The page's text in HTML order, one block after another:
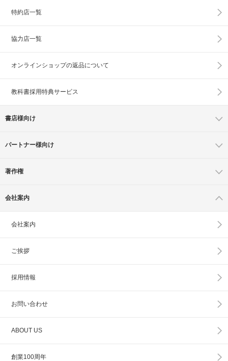
特約店一覧
協力店一覧
オンラインショップの返品について
教科書採用特典サービス
書店様向け
パートナー様向け
著作権
会社案内
会社案内
ご挨拶
採用情報
お問い合わせ
ABOUT US
創業100周年